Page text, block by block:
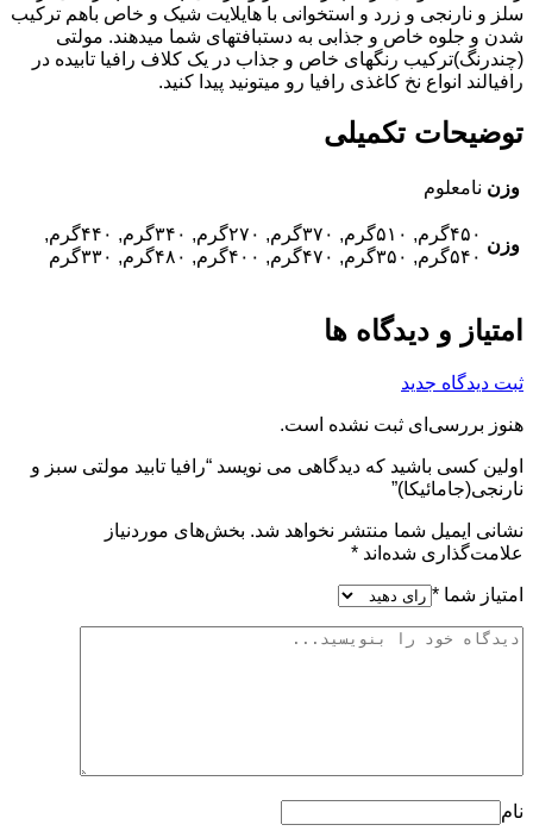
سلز و نارنجی و زرد و استخوانی با هایلایت شیک و خاص باهم ترکیب
شدن و جلوه خاص و جذابی به دستبافتهای شما میدهند. مولتی
(چندرنگ)ترکیب رنگهای خاص و جذاب در یک کلاف رافیا تابیده در
رافیالند انواع نخ کاغذی رافیا رو میتونید پیدا کنید.
توضیحات تکمیلی
وزن نامعلوم
وزن
۴۵۰گرم, ۵۱۰گرم, ۳۷۰گرم, ۲۷۰گرم, ۳۴۰گرم, ۴۴۰گرم,
۵۴۰گرم, ۳۵۰گرم, ۴۷۰گرم, ۴۰۰گرم, ۴۸۰گرم, ۳۳۰گرم
امتیاز و دیدگاه ها
ثبت دیدگاه جدید
هنوز بررسی‌ای ثبت نشده است.
اولین کسی باشید که دیدگاهی می نویسد “رافیا تابید مولتی سبز و
نارنجی(جامائیکا)”
نشانی ایمیل شما منتشر نخواهد شد. بخش‌های موردنیاز
علامت‌گذاری شده‌اند *
امتیاز شما *
نام